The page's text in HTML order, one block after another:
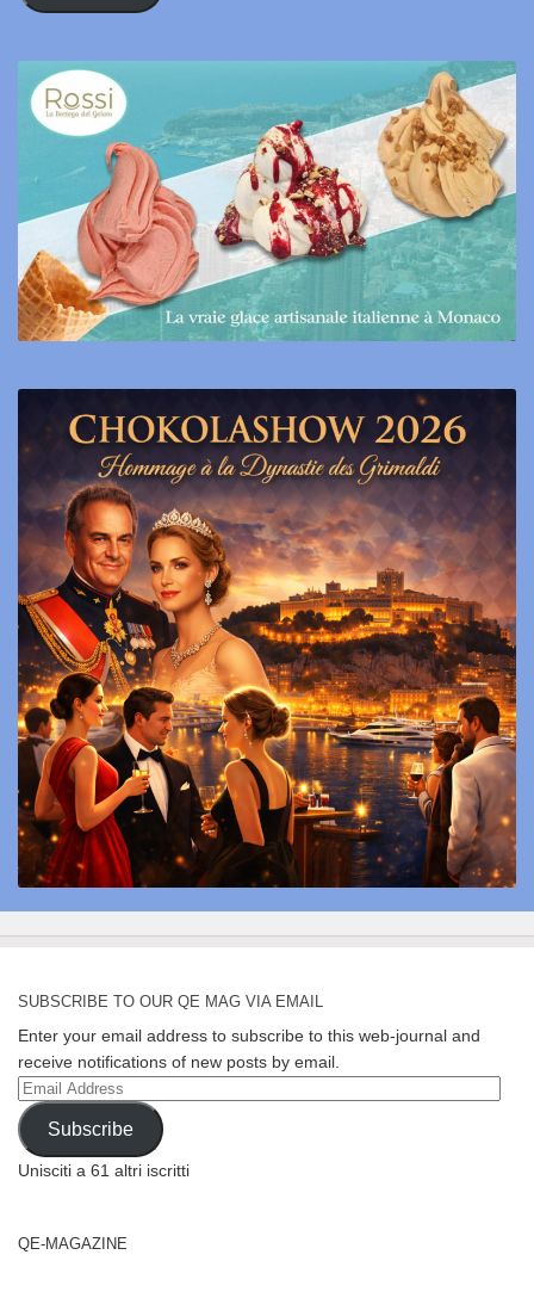
SUBSCRIBE TO OUR QE MAG VIA EMAIL
Enter your email address to subscribe to this web-journal and
receive notifications of new posts by email.
Email
Address
Subscribe
Unisciti a 61 altri iscritti
QE-MAGAZINE